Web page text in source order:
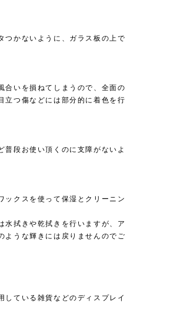
つかないように、ガラス板の上で
合いを損ねてしまうので、全面の
立つ傷などには部分的に着色を行
普段お使い頂くのに支障がないよ
ックスを使って保湿とクリーニン
水拭きや乾拭きを行いますが、ア
ような輝きには戻りませんのでご
している雑貨などのディスプレイ